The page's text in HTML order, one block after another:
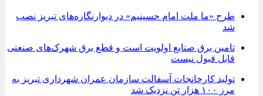
طرح «ما ملت امام حسینیم» در دیوارنگاره‌های تبریز نصب
شد
تامین برق صنایع اولویت است و قطع برق شهرک‌های صنعتی
قابل قبول نیست
تولید کارخانجات آسفالت سازمان عمران شهرداری تبریز به
مرز ۱۰۰ هزار تن نزدیک شد